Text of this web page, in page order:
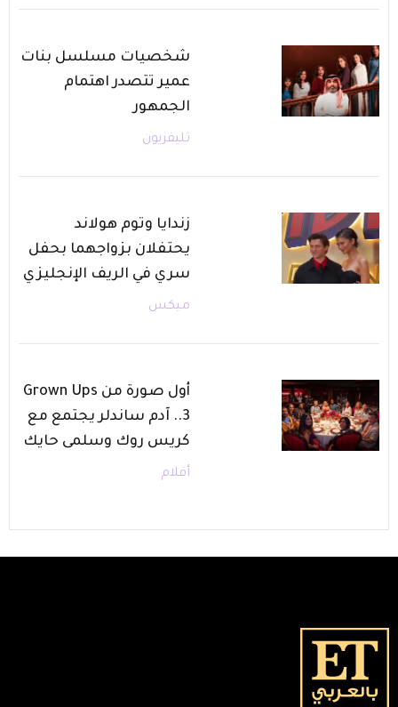
شخصيات مسلسل بنات
عمير تتصدر اهتمام
الجمهور
تليفزيون
زندايا وتوم هولاند
يحتفلان بزواجهما بحفل
سري في الريف الإنجليزي
ميكس
أول صورة من Grown Ups
3.. آدم ساندلر يجتمع مع
كريس روك وسلمى حايك
أفلام